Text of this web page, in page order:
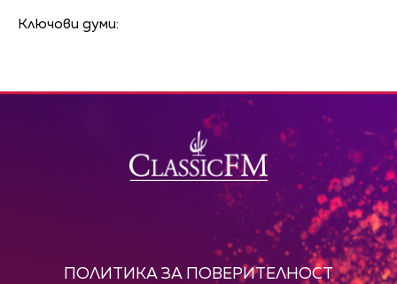
Ключови думи:
ПОЛИТИКА ЗА ПОВЕРИТЕЛНОСТ